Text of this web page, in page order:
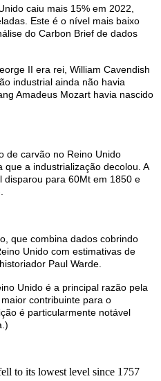
caiu mais 15% em 2022,
Este é o nível mais baixo
do Carbon Brief de dados
II era rei, William Cavendish
industrial ainda não havia
Amadeus Mozart havia nascido
de carvão no Reino Unido
a industrialização decolou. A
disparou para 60Mt em 1850 e
que combina dados cobrindo
Unido com estimativas de
Paul Warde.
Unido é a principal razão pela
contribuinte para o
é particularmente notável